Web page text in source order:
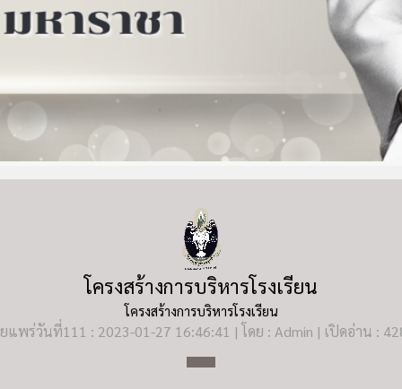
โครงสร้างการบริหารโรงเรียน
โครงสร้างการบริหารโรงเรียน
แพร่วันที่111 : 2023-01-27 16:46:41 | โดย : Admin | เปิดอ่าน :